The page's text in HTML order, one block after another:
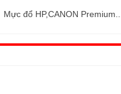
Mực đổ HP,CANON Premium...